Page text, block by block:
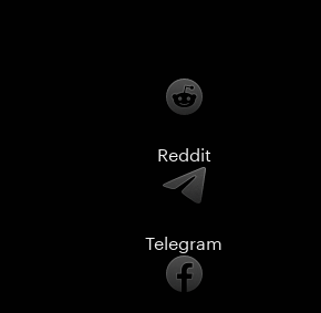
Reddit
Telegram